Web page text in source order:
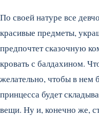
По своей натуре все
красивые предметы,
предпочтет сказочную
кровать с балдахином.
желательно, чтобы в нем
принцесса будет
вещи. Ну и, конечно же,